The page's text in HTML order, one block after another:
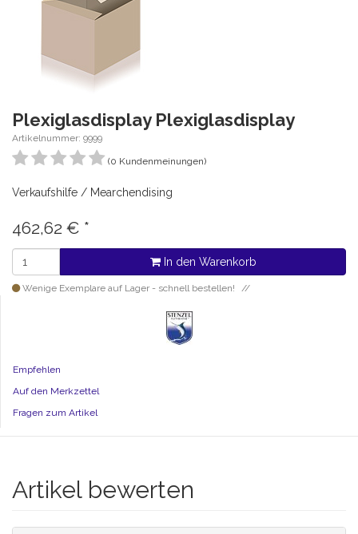
Plexiglasdisplay Plexiglasdisplay
Artikelnummer: 9999
(0 Kundenmeinungen)
Verkaufshilfe / Mearchendising
462,62 € *
In den Warenkorb
Wenige Exemplare auf Lager - schnell bestellen!
Empfehlen
Auf den Merkzettel
Fragen zum Artikel
Artikel bewerten